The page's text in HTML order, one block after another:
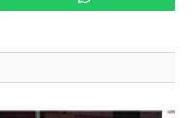
WhatsApp